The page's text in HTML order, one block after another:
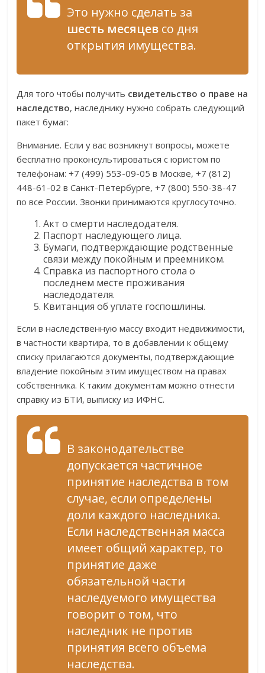
Это нужно сделать за
шесть месяцев со дня
открытия имущества.
Для того чтобы получить свидетельство о праве на
наследство, наследнику нужно собрать следующий
пакет бумаг:
Внимание. Если у вас возникнут вопросы, можете
бесплатно проконсультироваться с юристом по
телефонам: +7 (499) 553-09-05 в Москве, +7 (812)
448-61-02 в Санкт-Петербурге, +7 (800) 550-38-47
по все России. Звонки принимаются круглосуточно.
Акт о смерти наследодателя.
Паспорт наследующего лица.
Бумаги, подтверждающие родственные
связи между покойным и преемником.
Справка из паспортного стола о
последнем месте проживания
наследодателя.
Квитанция об уплате госпошлины.
Если в наследственную массу входит недвижимости,
в частности квартира, то в добавлении к общему
списку прилагаются документы, подтверждающие
владение покойным этим имуществом на правах
собственника. К таким документам можно отнести
справку из БТИ, выписку из ИФНС.
В законодательстве
допускается частичное
принятие наследства в том
случае, если определены
доли каждого наследника.
Если наследственная масса
имеет общий характер, то
принятие даже
обязательной части
наследуемого имущества
говорит о том, что
наследник не против
принятия всего объема
наследства.